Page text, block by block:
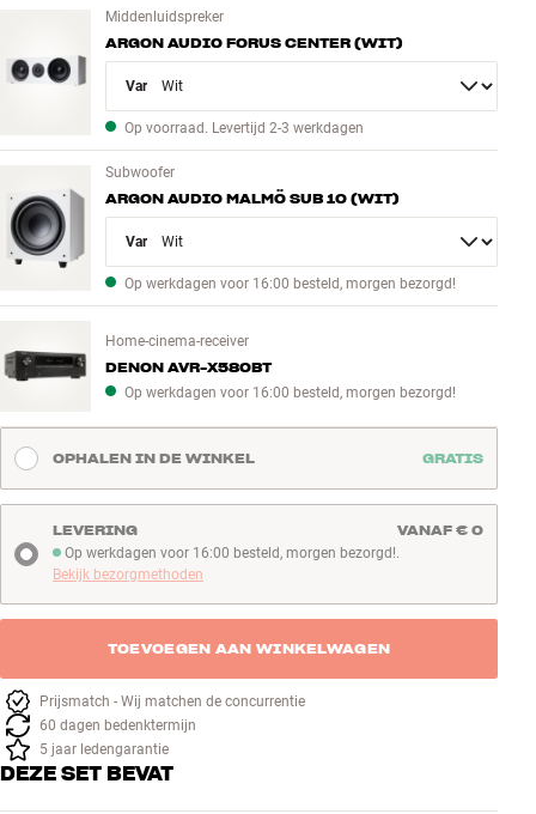
Middenluidspreker
ARGON AUDIO FORUS CENTER (WIT)
Variant
Op voorraad. Levertijd 2-3 werkdagen
Subwoofer
ARGON AUDIO MALMÖ SUB 10 (WIT)
Variant
Op werkdagen voor 16:00 besteld, morgen bezorgd!
Home-cinema-receiver
DENON AVR-X580BT
Op werkdagen voor 16:00 besteld, morgen bezorgd!
OPHALEN IN DE WINKEL GRATIS
Op werkdagen voor 16:00 besteld, morgen bezorgd!
Op werkdagen voor 16:00 besteld, morgen bezorgd!.
Bekijk bezorgmethoden
LEVERING VANAF € 0
TOEVOEGEN AAN WINKELWAGEN
Prijsmatch - Wij matchen de concurrentie
60 dagen bedenktermijn
5 jaar ledengarantie
DEZE SET BEVAT